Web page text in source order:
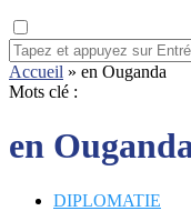
Accueil » en Ouganda
Mots clé :
en
DIPLOMATIE